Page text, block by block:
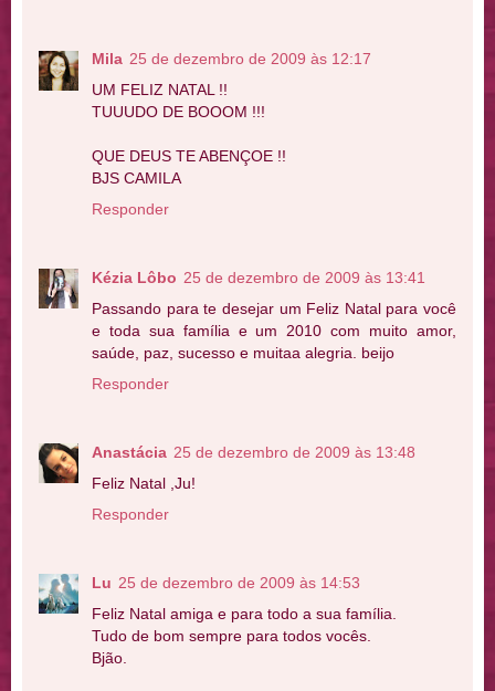
Mila 25 de dezembro de 2009 às 12:17
UM FELIZ NATAL !!
TUUUDO DE BOOOM !!!
QUE DEUS TE ABENÇOE !!
BJS CAMILA
Responder
Kézia Lôbo 25 de dezembro de 2009 às 13:41
Passando para te desejar um Feliz Natal para você
e toda sua família e um 2010 com muito amor,
saúde, paz, sucesso e muitaa alegria. beijo
Responder
Anastácia 25 de dezembro de 2009 às 13:48
Feliz Natal ,Ju!
Responder
Lu 25 de dezembro de 2009 às 14:53
Feliz Natal amiga e para todo a sua família.
Tudo de bom sempre para todos vocês.
Bjão.